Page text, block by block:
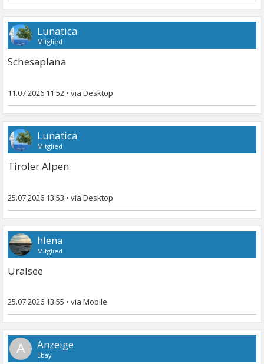
Lunatica
Mitglied
Schesaplana
11.07.2026 11:52 •
Lunatica
Mitglied
Tiroler Alpen
25.07.2026 13:53 •
hlena
Mitglied
Uralsee
25.07.2026 13:55 •
A